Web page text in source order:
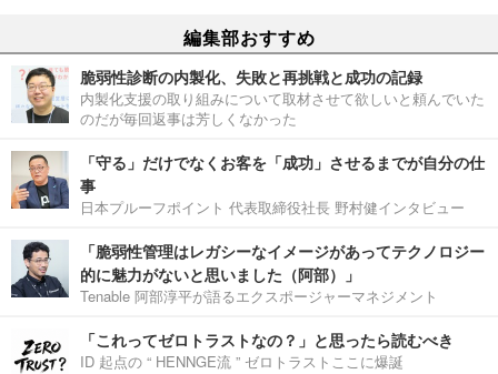
編集部おすすめ
脆弱性診断の内製化、失敗と再挑戦と成功の記録
内製化支援の取り組みについて取材させて欲しいと頼んでいた
のだが毎回返事は芳しくなかった
「守る」だけでなくお客を「成功」させるまでが自分の仕
事
日本プルーフポイント 代表取締役社長 野村健インタビュー
「脆弱性管理はレガシーなイメージがあってテクノロジー
的に魅力がないと思いました（阿部）」
Tenable 阿部淳平が語るエクスポージャーマネジメント
「これってゼロトラストなの？」と思ったら読むべき
ID 起点の “ HENNGE流 ” ゼロトラストここに爆誕